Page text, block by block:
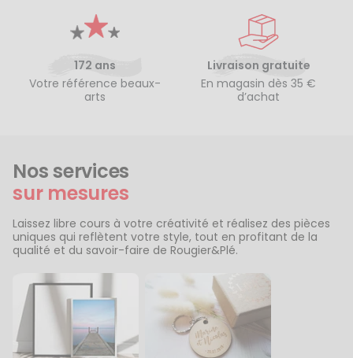
172 ans
Votre référence beaux-
arts
Livraison gratuite
En magasin dès 35 €
d’achat
Nos services
sur mesures
Laissez libre cours à votre créativité et réalisez des pièces
uniques qui reflètent votre style, tout en profitant de la
qualité et du savoir-faire de Rougier&Plé.